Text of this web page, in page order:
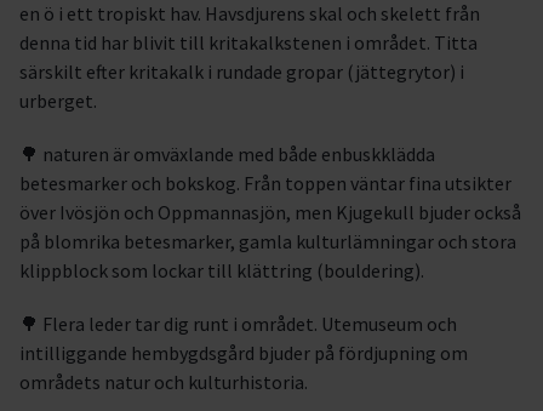
en ö i ett tropiskt hav. Havsdjurens skal och skelett från
denna tid har blivit till kritakalkstenen i området. Titta
särskilt efter kritakalk i rundade gropar (jättegrytor) i
urberget.
🌳 naturen är omväxlande med både enbuskklädda
betesmarker och bokskog. Från toppen väntar fina utsikter
över Ivösjön och Oppmannasjön, men Kjugekull bjuder också
på blomrika betesmarker, gamla kulturlämningar och stora
klippblock som lockar till klättring (bouldering).
🌳 Flera leder tar dig runt i området. Utemuseum och
intilliggande hembygdsgård bjuder på fördjupning om
områdets natur och kulturhistoria.